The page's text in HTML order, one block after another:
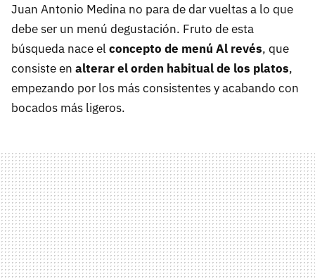
Juan Antonio Medina no para de dar vueltas a lo que
debe ser un menú degustación. Fruto de esta
búsqueda nace el concepto de menú Al revés, que
consiste en alterar el orden habitual de los platos,
empezando por los más consistentes y acabando con
bocados más ligeros.